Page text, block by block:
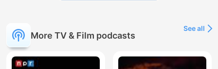
More TV & Film podcasts
See all